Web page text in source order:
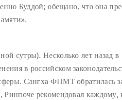
Буддой; обещано, что она
сутры). Несколько лет назад в
в российском
Сангха ФПМТ обратилась
рекомендовал каждому,